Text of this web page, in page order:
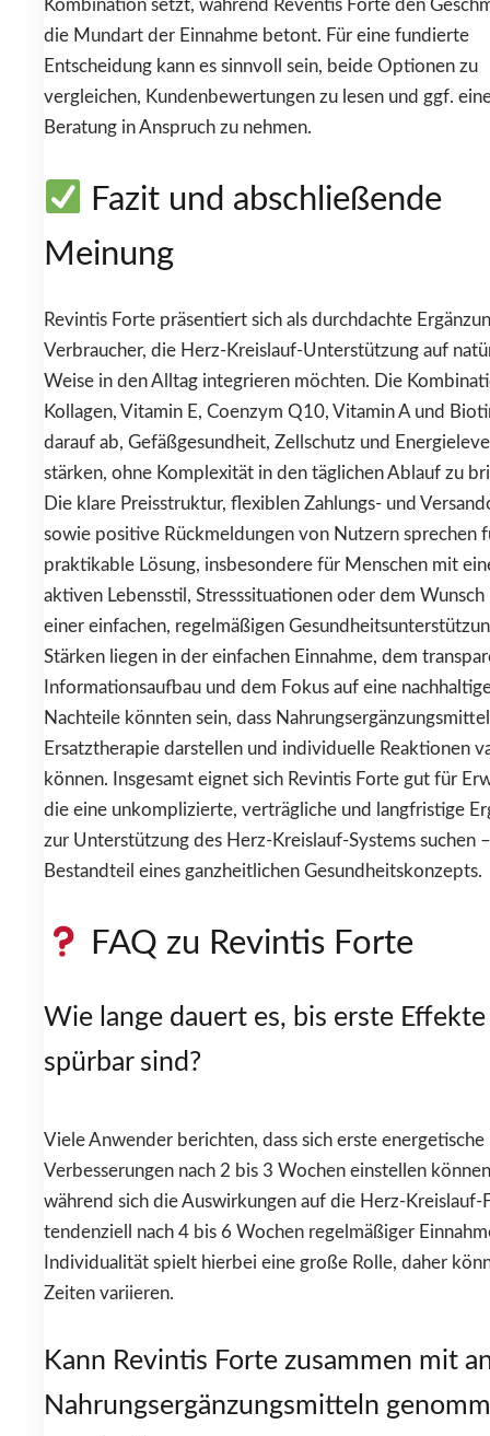
Kombination setzt, während Reventis Forte den
die Mundart der Einnahme betont. Für eine fundierte
Entscheidung kann es sinnvoll sein, beide Optionen zu
vergleichen, Kundenbewertungen zu lesen und ggf.
Beratung in Anspruch zu nehmen.
Fazit und abschließende
Meinung
Revintis Forte präsentiert sich als durchdachte
Verbraucher, die Herz-Kreislauf-Unterstützung auf
Weise in den Alltag integrieren möchten. Die
Kollagen, Vitamin E, Coenzym Q10, Vitamin A und
darauf ab, Gefäßgesundheit, Zellschutz und
stärken, ohne Komplexität in den täglichen Ablauf zu
Die klare Preisstruktur, flexiblen Zahlungs- und
sowie positive Rückmeldungen von Nutzern sprechen
praktikable Lösung, insbesondere für Menschen mit
aktiven Lebensstil, Stresssituationen oder dem Wunsch
einer einfachen, regelmäßigen
Stärken liegen in der einfachen Einnahme, dem
Informationsaufbau und dem Fokus auf eine
Nachteile könnten sein, dass
Ersatztherapie darstellen und individuelle Reaktionen
können. Insgesamt eignet sich Revintis Forte gut für
die eine unkomplizierte, verträgliche und langfristige
zur Unterstützung des Herz-Kreislauf-Systems suchen
Bestandteil eines ganzheitlichen Gesundheitskonzepts.
FAQ zu Revintis Forte
Wie lange dauert es, bis erste Effekte
spürbar sind?
Viele Anwender berichten, dass sich erste energetische
Verbesserungen nach 2 bis 3 Wochen einstellen
während sich die Auswirkungen auf die Herz-Kreislauf-
tendenziell nach 4 bis 6 Wochen regelmäßiger
Individualität spielt hierbei eine große Rolle, daher
Zeiten variieren.
Kann Revintis Forte zusammen mit
Nahrungsergänzungsmitteln